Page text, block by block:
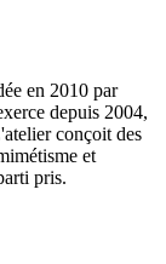
en 2010 par
depuis 2004,
conçoit des
et
pris.